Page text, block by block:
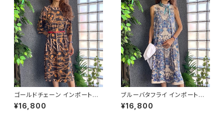
ゴールドチェーン インポートワ
ンピース｜ストレッチジャージ
七分袖ワンピース｜ブラック
¥16,800
ブルーバタフライ インポートワ
ンピース｜ストレッチジャージミ
モレ・ミディ丈ワンピース｜ブル
¥16,800